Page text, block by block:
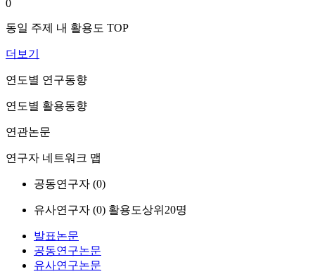
0
동일 주제 내 활용도 TOP
더보기
연도별 연구동향
연도별 활용동향
연관논문
연구자 네트워크 맵
공동연구자 (0)
유사연구자 (0) 활용도상위20명
발표논문
공동연구논문
유사연구논문